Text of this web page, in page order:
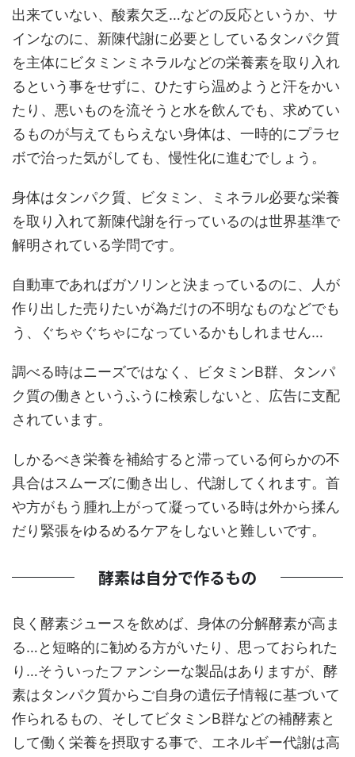
出来ていない、酸素欠乏…などの反応というか、サ
インなのに、新陳代謝に必要としているタンパク質
を主体にビタミンミネラルなどの栄養素を取り入れ
るという事をせずに、ひたすら温めようと汗をかい
たり、悪いものを流そうと水を飲んでも、求めてい
るものが与えてもらえない身体は、一時的にプラセ
ボで治った気がしても、慢性化に進むでしょう。
身体はタンパク質、ビタミン、ミネラル必要な栄養
を取り入れて新陳代謝を行っているのは世界基準で
解明されている学問です。
自動車であればガソリンと決まっているのに、人が
作り出した売りたいが為だけの不明なものなどでも
う、ぐちゃぐちゃになっているかもしれません…
調べる時はニーズではなく、ビタミンB群、タンパ
ク質の働きというふうに検索しないと、広告に支配
されています。
しかるべき栄養を補給すると滞っている何らかの不
具合はスムーズに働き出し、代謝してくれます。首
や方がもう腫れ上がって凝っている時は外から揉ん
だり緊張をゆるめるケアをしないと難しいです。
酵素は自分で作るもの
良く酵素ジュースを飲めば、身体の分解酵素が高ま
る…と短略的に勧める方がいたり、思っておられた
り…そういったファンシーな製品はありますが、酵
素はタンパク質からご自身の遺伝子情報に基づいて
作られるもの、そしてビタミンB群などの補酵素と
して働く栄養を摂取する事で、エネルギー代謝は高